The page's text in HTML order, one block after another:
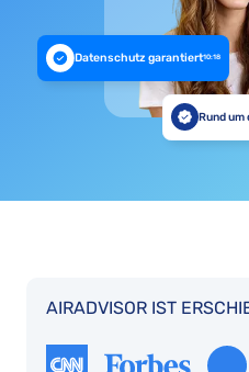
Datenschutz garantiert10:18
Rund um
AIRADVISOR IST